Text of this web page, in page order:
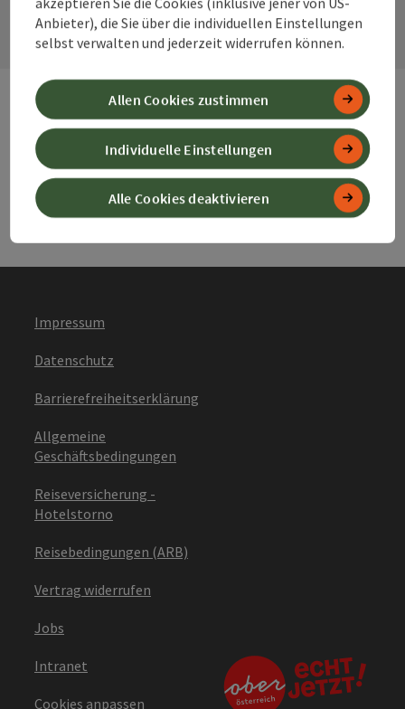
Webseiten
Services
Impressum
Datenschutz
Barrierefreiheitserklärung
Allgemeine
Geschäftsbedingungen
Reiseversicherung -
Hotelstorno
Reisebedingungen (ARB)
Vertrag widerrufen
Jobs
Intranet
Cookies anpassen
Anbieter), die Sie über die individuellen Einstellungen
selbst verwalten und jederzeit widerrufen können.
Alle Cookies deaktivieren
Individuelle Einstellungen
Allen Cookies zustimmen